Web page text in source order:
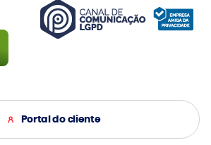
Portal do cliente